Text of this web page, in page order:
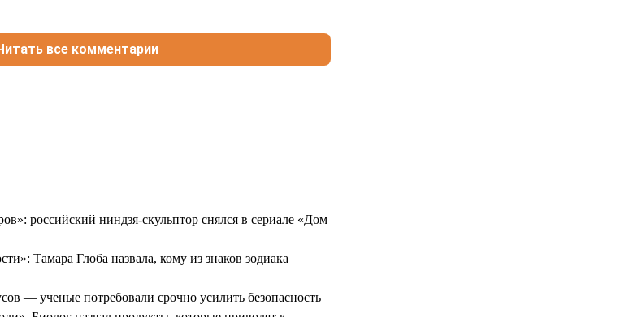
все комментарии
российский ниндзя-скульптор снялся в сериале «Дом
Тамара Глоба назвала, кому из знаков зодиака
— ученые потребовали срочно усилить безопасность